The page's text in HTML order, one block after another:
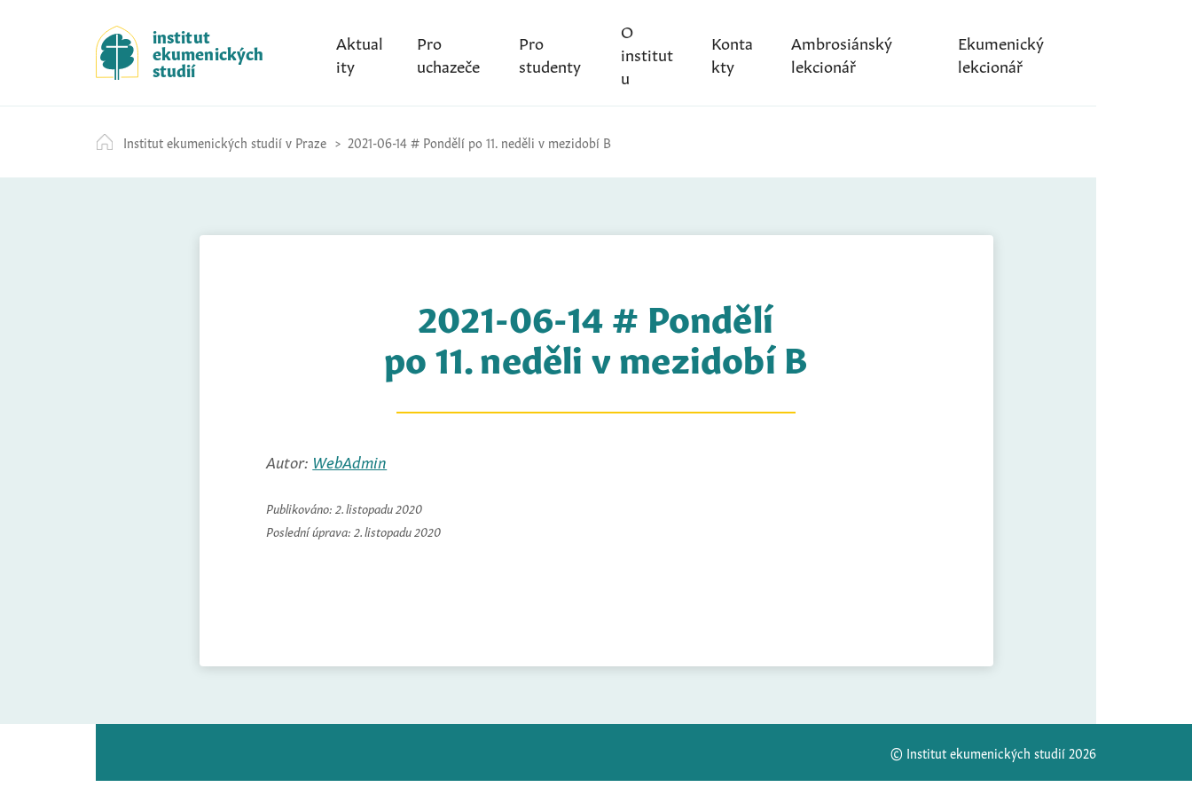
k
i
p
t
c
o
institut
ekumenických
studií
Aktual
ity
Pro
uchazeče
Pro
studenty
O
institut
u
Konta
kty
Ambrosiánský
lekcionář
Ekumenický
lekcionář
Institut ekumenických studií v Praze 2021-06-14 # Pondělí po 11. neděli v mezidobí B
2021-06-14 # Pondělí
po 11. neděli v mezidobí B
Autor: WebAdmin
Publikováno: 2. listopadu 2020
Poslední úprava: 2. listopadu 2020
© Institut ekumenických studií 2026